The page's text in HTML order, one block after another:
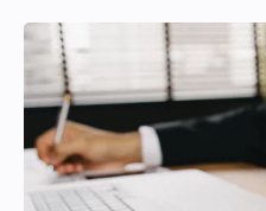
決
し
ま
す！